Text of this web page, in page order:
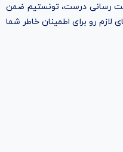
رسانی درست، تونستیم ضمن
مجوز‌های لازم رو برای اطمینان خاطر شما